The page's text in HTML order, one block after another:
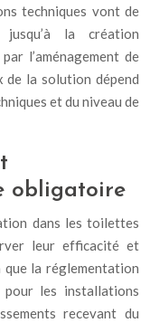
techniques vont de
jusqu’à la création
l’aménagement de
la solution dépend
et du niveau de
obligatoire
dans les toilettes
leur efficacité et
la réglementation
les installations
recevant du